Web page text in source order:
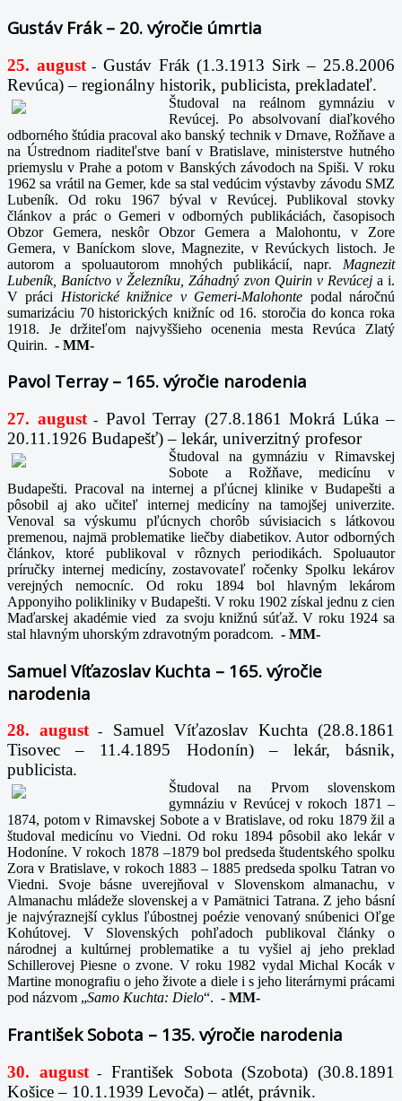
Gustáv Frák – 20. výročie úmrtia
25. august- Gustáv Frák (1.3.1913 Sirk – 25.8.2006
Revúca) – regionálny historik, publicista, prekladateľ.
Študoval na reálnom gymnáziu v
Revúcej. Po absolvovaní diaľkového
odborného štúdia pracoval ako banský technik v Drnave, Rožňave a
na Ústrednom riaditeľstve baní v Bratislave, ministerstve hutného
priemyslu v Prahe a potom v Banských závodoch na Spiši. V roku
1962 sa vrátil na Gemer, kde sa stal vedúcim výstavby závodu SMZ
Lubeník. Od roku 1967 býval v Revúcej. Publikoval stovky
článkov a prác o Gemeri v odborných publikáciách, časopisoch
Obzor Gemera, neskôr Obzor Gemera a Malohontu, v Zore
Gemera, v Baníckom slove, Magnezite, v Revúckych listoch. Je
autorom a spoluautorom mnohých publikácií, napr. Magnezit
Lubeník, Baníctvo v Železníku, Záhadný zvon Quirin v Revúcej a i.
V práci Historické knižnice v Gemeri-Malohonte podal náročnú
sumarizáciu 70 historických knižníc od 16. storočia do konca roka
1918. Je držiteľom najvyššieho ocenenia mesta Revúca Zlatý
Quirin. - MM-
Pavol Terray – 165. výročie narodenia
27. august- Pavol Terray (27.8.1861 Mokrá Lúka –
20.11.1926 Budapešť) – lekár, univerzitný profesor
Študoval na gymnáziu v Rimavskej
Sobote a Rožňave, medicínu v
Budapešti. Pracoval na internej a pľúcnej klinike v Budapešti a
pôsobil aj ako učiteľ internej medicíny na tamojšej univerzite.
Venoval sa výskumu pľúcnych chorôb súvisiacich s látkovou
premenou, najmä problematike liečby diabetikov. Autor odborných
článkov, ktoré publikoval v rôznych periodikách. Spoluautor
príručky internej medicíny, zostavovateľ ročenky Spolku lekárov
verejných nemocníc. Od roku 1894 bol hlavným lekárom
Apponyiho polikliniky v Budapešti. V roku 1902 získal jednu z cien
Maďarskej akadémie vied za svoju knižnú súťaž. V roku 1924 sa
stal hlavným uhorským zdravotným poradcom. - MM-
Samuel Víťazoslav Kuchta – 165. výročie
narodenia
28. august-
Samuel Víťazoslav Kuchta (28.8.1861
Tisovec – 11.4.1895 Hodonín) – lekár, básnik,
publicista.
Študoval na Prvom slovenskom
gymnáziu v Revúcej v rokoch 1871 –
1874, potom v Rimavskej Sobote a v Bratislave, od roku 1879 žil a
študoval medicínu vo Viedni. Od roku 1894 pôsobil ako lekár v
Hodoníne. V rokoch 1878 –1879 bol predseda študentského spolku
Zora v Bratislave, v rokoch 1883 – 1885 predseda spolku Tatran vo
Viedni. Svoje básne uverejňoval v Slovenskom almanachu, v
Almanachu mládeže slovenskej a v Pamätnici Tatrana. Z jeho básní
je najvýraznejší cyklus ľúbostnej poézie venovaný snúbenici Oľge
Kohútovej. V Slovenských pohľadoch publikoval články o
národnej a kultúrnej problematike a tu vyšiel aj jeho preklad
Schillerovej Piesne o zvone. V roku 1982 vydal Michal Kocák v
Martine monografiu o jeho živote a diele i s jeho literárnymi prácami
pod názvom „Samo Kuchta: Dielo“. - MM-
František Sobota – 135. výročie narodenia
30. august-
František Sobota (Szobota) (30.8.1891
Košice – 10.1.1939 Levoča) – atlét, právnik.